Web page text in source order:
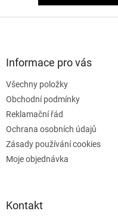
Informace pro vás
Všechny položky
Obchodní podmínky
Reklamační řád
Ochrana osobních údajů
Zásady používání cookies
Moje objednávka
Kontakt